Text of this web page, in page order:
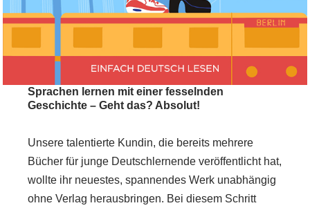
Sprachen lernen mit einer fesselnden
Geschichte – Geht das? Absolut!
Unsere talentierte Kundin, die bereits mehrere
Bücher für junge Deutschlernende veröffentlicht hat,
wollte ihr neuestes, spannendes Werk unabhängig
ohne Verlag herausbringen. Bei diesem Schritt